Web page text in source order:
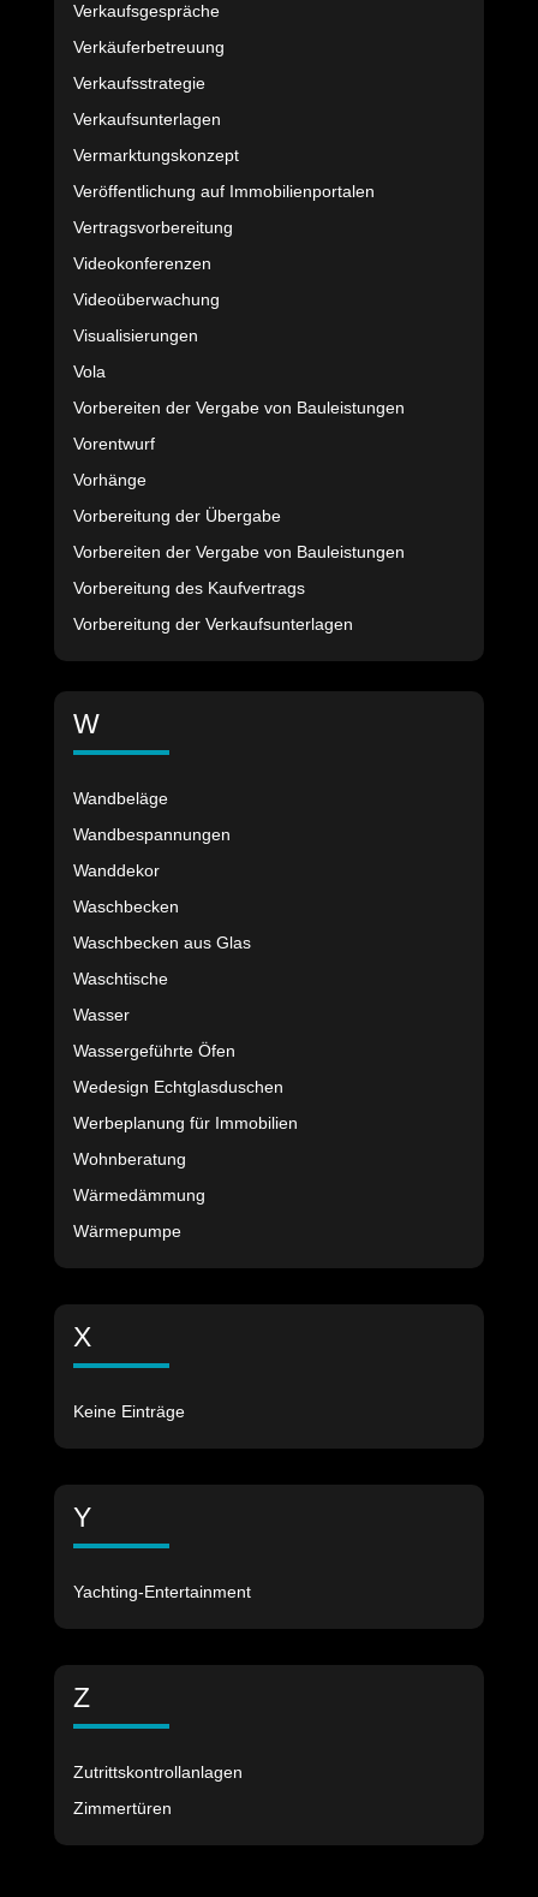
Verkaufsgespräche
Verkäuferbetreuung
Verkaufsstrategie
Verkaufsunterlagen
Vermarktungskonzept
Veröffentlichung auf Immobilienportalen
Vertragsvorbereitung
Videokonferenzen
Videoüberwachung
Visualisierungen
Vola
Vorbereiten der Vergabe von Bauleistungen
Vorentwurf
Vorhänge
Vorbereitung der Übergabe
Vorbereiten der Vergabe von Bauleistungen
Vorbereitung des Kaufvertrags
Vorbereitung der Verkaufsunterlagen
W
Wandbeläge
Wandbespannungen
Wanddekor
Waschbecken
Waschbecken aus Glas
Waschtische
Wasser
Wassergeführte Öfen
Wedesign Echtglasduschen
Werbeplanung für Immobilien
Wohnberatung
Wärmedämmung
Wärmepumpe
X
Keine Einträge
Y
Yachting-Entertainment
Z
Zutrittskontrollanlagen
Zimmertüren